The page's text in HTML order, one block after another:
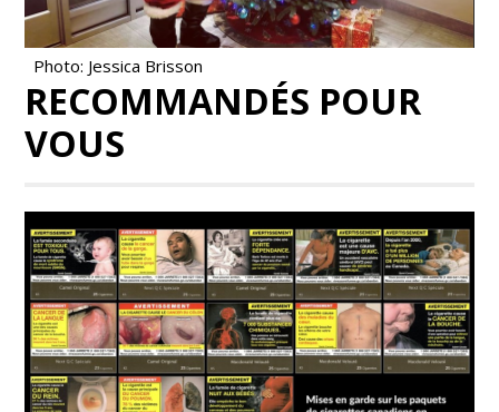
Photo: Jessica Brisson
RECOMMANDÉS POUR
VOUS